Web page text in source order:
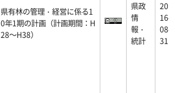
県有林の管理・経営に係る1
0年1期の計画（計画期間：H
28～H38）
県政
情
報・
統計
20
16-
08-
31